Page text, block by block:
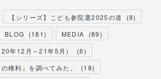
【シリーズ】こども参院選2025の道 (8)
BLOG (181) MEDIA (89)
20年12月～21年5月）
(6)
権利』を調べてみた。
(18)